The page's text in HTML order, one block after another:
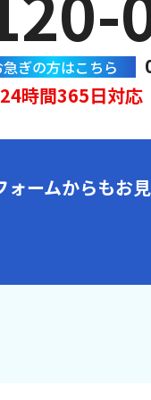
急ぎの方はこちら
24時間365日対応
ォームからもお